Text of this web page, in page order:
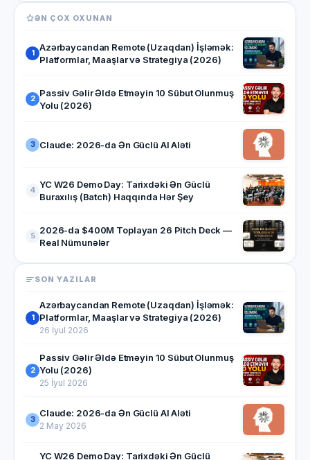
ƏN ÇOX OXUNAN
1
Azərbaycandan Remote (Uzaqdan) İşləmək:
Platformlar, Maaşlar və Strategiya (2026)
2
Passiv Gəlir Əldə Etməyin 10 Sübut Olunmuş
Yolu (2026)
3 Claude: 2026-da Ən Güclü AI Aləti
4
YC W26 Demo Day: Tarixdəki Ən Güclü
Buraxılış (Batch) Haqqında Hər Şey
5
2026-da $400M Toplayan 26 Pitch Deck —
Real Nümunələr
SON YAZILAR
1
Azərbaycandan Remote (Uzaqdan) İşləmək:
Platformlar, Maaşlar və Strategiya (2026)
26 İyul 2026
2
Passiv Gəlir Əldə Etməyin 10 Sübut Olunmuş
Yolu (2026)
25 İyul 2026
3
Claude: 2026-da Ən Güclü AI Aləti
2 May 2026
YC W26 Demo Day: Tarixdəki Ən Güclü